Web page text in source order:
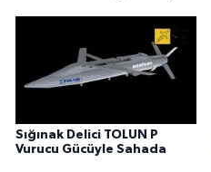
Sığınak Delici TOLUN P
Vurucu Gücüyle Sahada